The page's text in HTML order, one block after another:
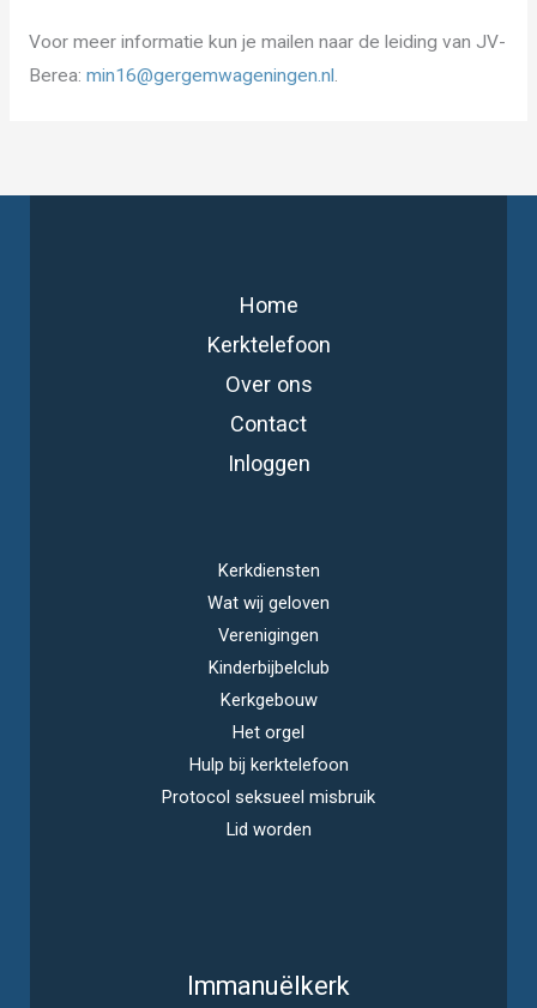
Voor meer informatie kun je mailen naar de leiding van JV-
Berea: min16@gergemwageningen.nl .
Home
Kerktelefoon
Over ons
Contact
Inloggen
Kerkdiensten
Wat wij geloven
Verenigingen
Kinderbijbelclub
Kerkgebouw
Het orgel
Hulp bij kerktelefoon
Protocol seksueel misbruik
Lid worden
Immanuëlkerk